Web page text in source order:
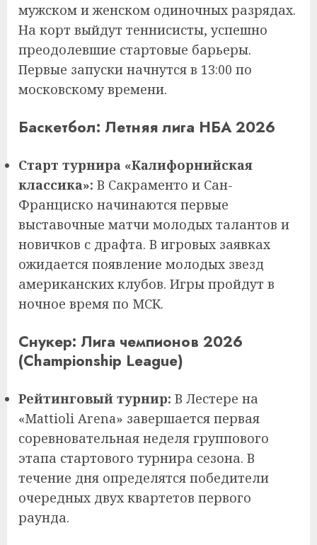
мужском и женском одиночных разрядах.
На корт выйдут теннисисты, успешно
преодолевшие стартовые барьеры.
Первые запуски начнутся в 13:00 по
московскому времени.
Баскетбол: Летняя лига НБА 2026
Старт турнира «Калифорнийская
классика»: В Сакраменто и Сан-
Франциско начинаются первые
выставочные матчи молодых талантов и
новичков с драфта. В игровых заявках
ожидается появление молодых звезд
американских клубов. Игры пройдут в
ночное время по МСК.
Снукер: Лига чемпионов 2026
(Championship League)
Рейтинговый турнир: В Лестере на
«Mattioli Arena» завершается первая
соревновательная неделя группового
этапа стартового турнира сезона. В
течение дня определятся победители
очередных двух квартетов первого
раунда.